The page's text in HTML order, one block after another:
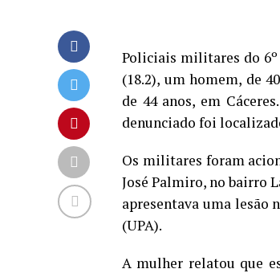
Policiais militares do
(18.2), um homem, de
de 44 anos, em
denunciado foi
Os militares foram
José Palmiro, no bairro
apresentava uma lesão
(UPA).
A mulher relatou que